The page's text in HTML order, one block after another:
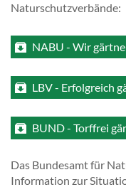
Naturschutzverbände:
NABU - Wir
LBV - Erfolgreich
BUND - Torffrei
Das Bundesamt für
Information zur